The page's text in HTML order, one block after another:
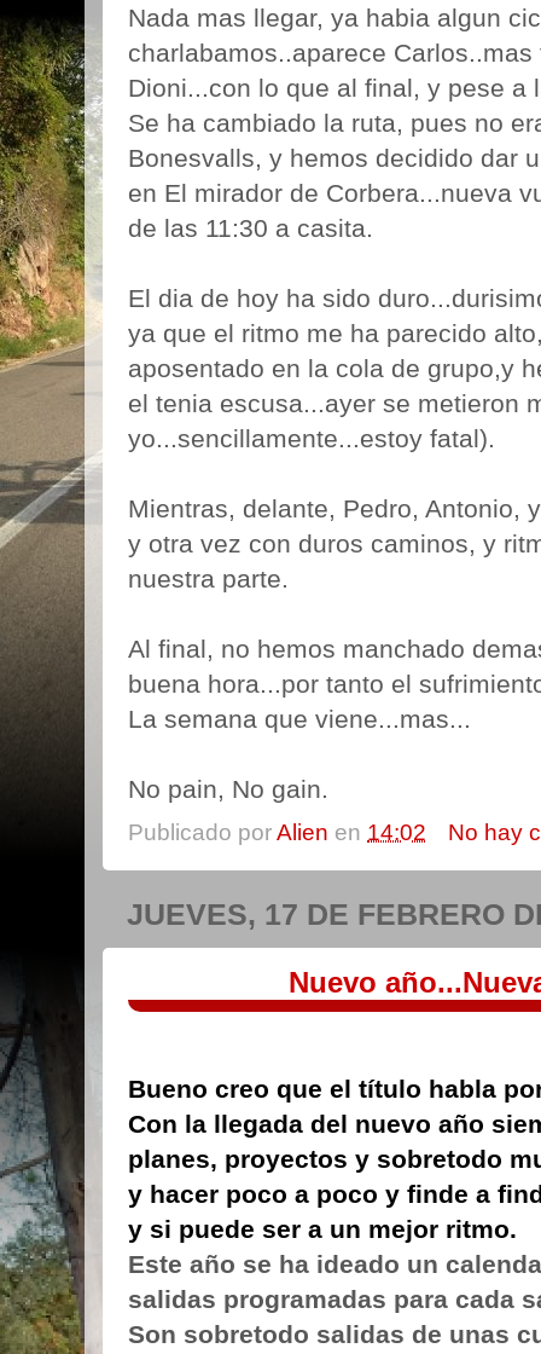
Nada mas llegar, ya habia algun
charlabamos..aparece
Dioni...con lo que al final, y pese a
Se ha cambiado la ruta, pues no
Bonesvalls, y hemos decidido dar
en El mirador de Corbera...nueva
de las 11:30 a casita.
El dia de hoy ha sido
ya que el ritmo me ha parecido
aposentado en la cola de grupo,y
el tenia escusa...ayer se metieron
yo...sencillamente...estoy fatal).
Mientras, delante, Pedro, Antonio,
y otra vez con duros caminos, y
nuestra parte.
Al final, no hemos manchado
buena hora...por tanto el
La semana que viene...mas...
No pain, No gain.
Publicado porAlien en 14:02 No hay
JUEVES, 17 DE FEBRERO
Nuevo
Bueno creo que el título habla
Con la llegada del nuevo año
planes, proyectos y sobretodo
y hacer poco a poco y finde a
y si puede ser a un mejor ritmo.
Este año se ha ideado un
salidas programadas para cada
Son sobretodo salidas de unas